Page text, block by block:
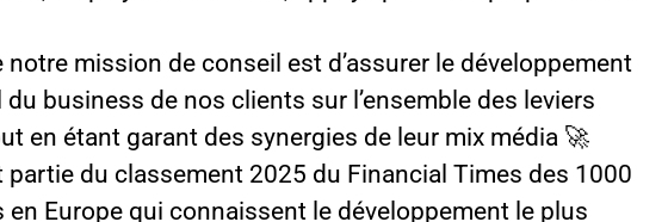
mission de conseil est d’assurer le développement
business de nos clients sur l’ensemble des leviers
en étant garant des synergies de leur mix média 🚀
partie du classement 2025 du Financial Times des 1000
en Europe qui connaissent le développement le plus